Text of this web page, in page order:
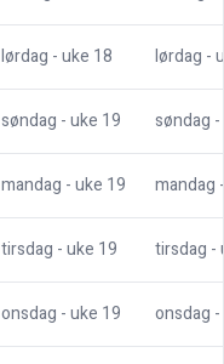
lørdag - uke 18 lørdag -
søndag - uke 19 søndag
mandag - uke 19 mandag
tirsdag - uke 19 tirsdag -
onsdag - uke 19 onsdag